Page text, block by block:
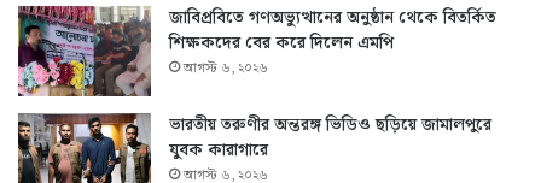
জাবিপ্রবিতে গণঅভ্যুত্থানের অনুষ্ঠান থেকে বিতর্কিত
শিক্ষকদের বের করে দিলেন এমপি
আগস্ট ৬, ২০২৬
ভারতীয় তরুণীর অন্তরঙ্গ ভিডিও ছড়িয়ে জামালপুরে
যুবক কারাগারে
আগস্ট ৬, ২০২৬